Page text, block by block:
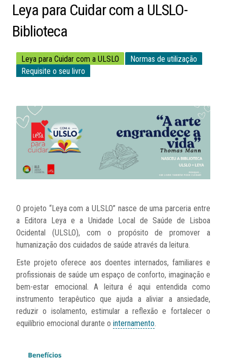
Leya para Cuidarcom a ULSLO-
Biblioteca
Leya para Cuidar com a ULSLO
Normas de utilização
Requisite o seu livro
O projeto “Leya com a ULSLO” nasce de uma parceria entre
a Editora Leya e a Unidade Local de Saúde de Lisboa
Ocidental (ULSLO), com o propósito de promover a
humanização dos cuidados de saúde através da leitura.
Este projeto oferece aos doentes internados, familiares e
profissionais de saúde um espaço de conforto, imaginação e
bem-estar emocional. A leitura é aqui entendida como
instrumento terapêutico que ajuda a aliviar a ansiedade,
reduzir o isolamento, estimular a reflexão e fortalecer o
equilíbrio emocional durante ointernamento.